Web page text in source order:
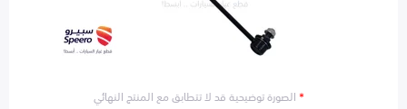
*الصورة توضيحية قد لا تتطابق مع المنتج النهائي